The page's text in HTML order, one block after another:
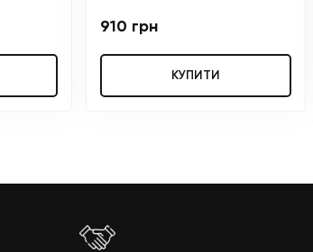
910 грн
КУПИТИ